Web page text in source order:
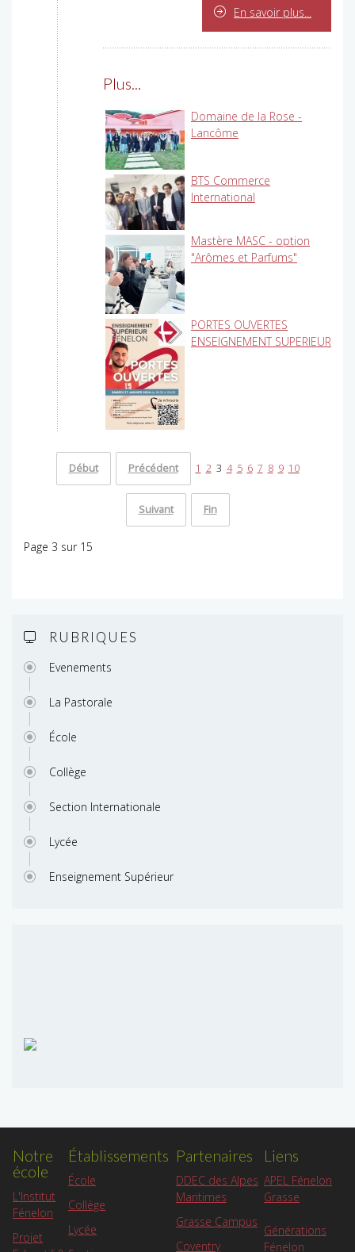
En savoir plus...
Plus...
Domaine de la Rose -
Lancôme
BTS Commerce
International
Mastère MASC - option
"Arômes et Parfums"
PORTES OUVERTES
ENSEIGNEMENT SUPERIEUR
Début Précédent 1 2 3 4 5 6 7 8 9 10
Suivant Fin
Page 3 sur 15
RUBRIQUES
Evenements
La Pastorale
École
Collège
Section Internationale
Lycée
Enseignement Supérieur
Notre
école
L'Institut
Fénelon
Projet
Établissements
École
Collège
Lycée
Partenaires
DDEC des Alpes
Maritimes
Grasse Campus
Coventry
Liens
APEL Fénelon
Grasse
Générations
Fénelon